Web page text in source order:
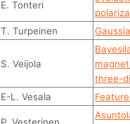
E. Tonteri
T. Turpeinen
S. Veijola
three-
E-L. Vesala